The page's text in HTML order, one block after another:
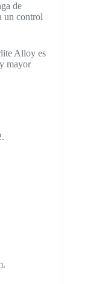
de
un control
Alloy es
mayor